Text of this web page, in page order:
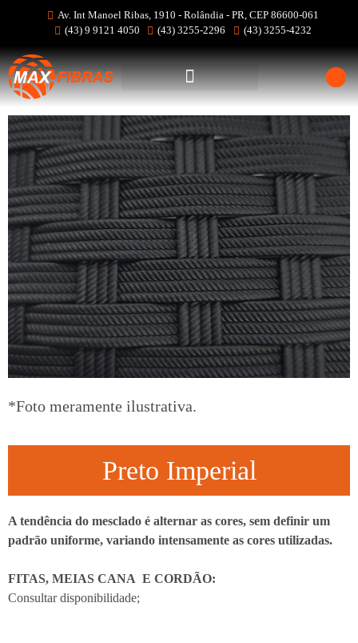
Av. Int Manoel Ribas, 1910 - Rolândia - PR, CEP 86600-061
(43) 9 9121 4050
(43) 3255-2296 (43) 3255-4232
*Foto meramente ilustrativa.
Preto Imperial
A tendência do mesclado é alternar as cores, sem definir um
padrão uniforme, variando intensamente as cores utilizadas.
FITAS, MEIAS CANA E CORDÃO:
Consultar disponibilidade;